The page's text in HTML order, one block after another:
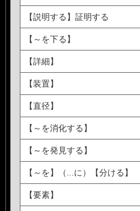
【説明する】証明する
【～を下る】
【詳細】
【装置】
【直径】
【～を消化する】
【～を発見する】
【～を】（...に）【分ける】
【要素】